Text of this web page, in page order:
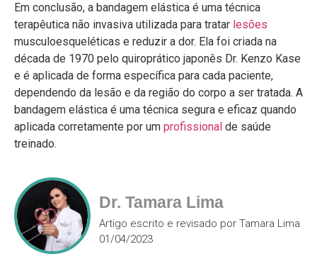
Em conclusão, a bandagem elástica é uma técnica
terapêutica não invasiva utilizada para tratar lesões
musculoesqueléticas e reduzir a dor. Ela foi criada na
década de 1970 pelo quiroprático japonês Dr. Kenzo Kase
e é aplicada de forma específica para cada paciente,
dependendo da lesão e da região do corpo a ser tratada. A
bandagem elástica é uma técnica segura e eficaz quando
aplicada corretamente por um profissional de saúde
treinado.
Dr. Tamara Lima
Artigo escrito e revisado por Tamara Lima
01/04/2023